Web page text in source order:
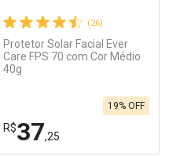
(26)
Protetor Solar Facial Ever
Care FPS 70 com Cor Médio
40g
R$37,25
19% OFF